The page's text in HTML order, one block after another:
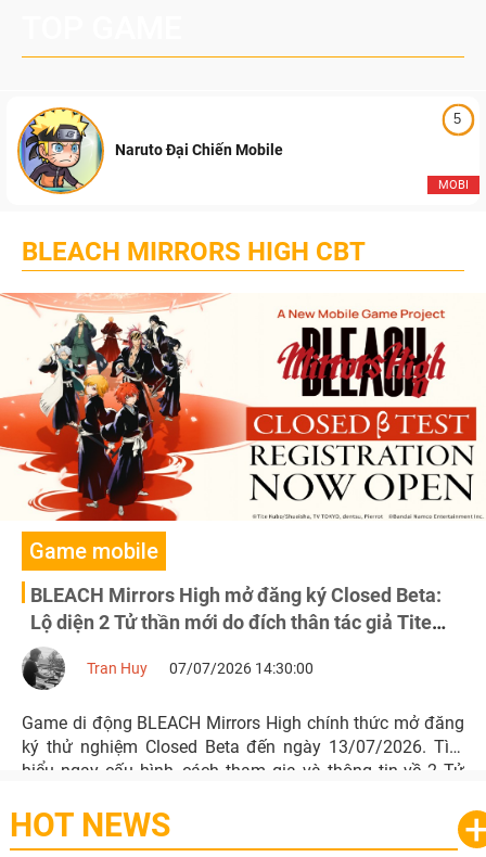
5
MOBI
Naruto Đại Chiến Mobile
BLEACH MIRRORS HIGH CBT
Game mobile
BLEACH Mirrors High mở đăng ký Closed Beta:
Lộ diện 2 Tử thần mới do đích thân tác giả Tite
Kubo thiết kế
Tran Huy 07/07/2026 14:30:00
Game di động BLEACH Mirrors High chính thức mở đăng
ký thử nghiệm Closed Beta đến ngày 13/07/2026. Tìm
hiểu ngay cấu hình, cách tham gia và thông tin về 2 Tử
HOT NEWS